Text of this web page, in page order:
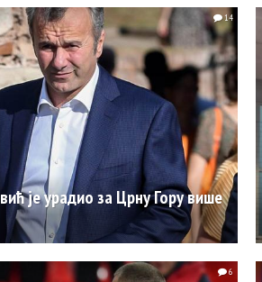
је урадио за Црну Гору више
14
6